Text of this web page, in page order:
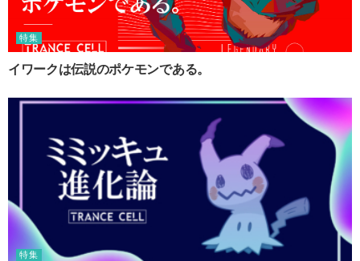
特集
イワークは伝説のポケモンである。
特集